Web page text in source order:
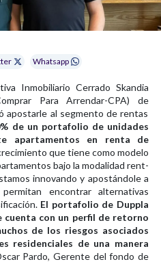
Whatsapp
Inmobiliario Cerrado Skandia
Para Arrendar-CPA) de
apostarle al segmento de rentas
de un portafolio de unidades
apartamentos en renta de
que tiene como modelo
bajo la modalidad rent-
innovando y apostándole a
encontrar alternativas
El portafolio de Duppla
cuenta con un perfil de retorno
de los riesgos asociados
residenciales de una manera
Pardo, Gerente del fondo de